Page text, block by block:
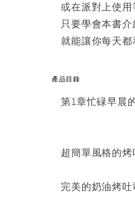
或在派對上使用
只要學會本書介
就能讓你每天都
產品目錄
第1章忙碌早晨
超簡單風格的烤
完美的奶油烤吐